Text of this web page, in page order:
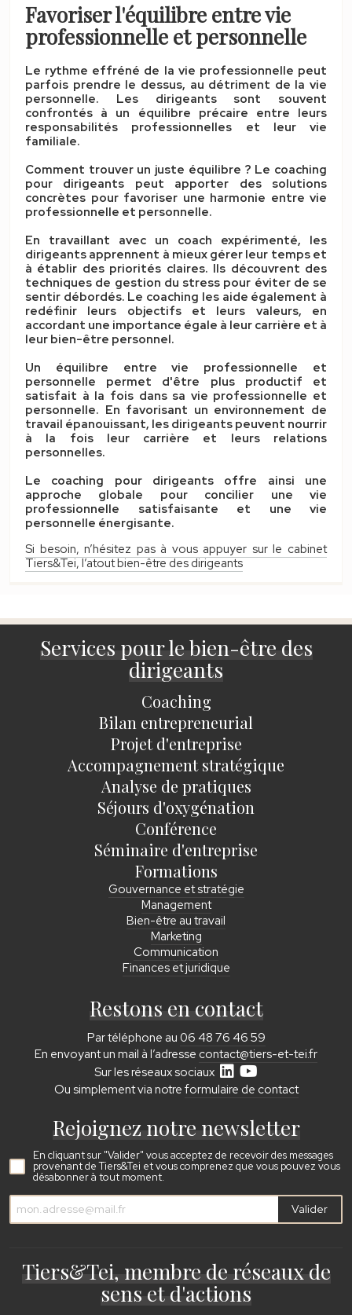
Favoriser l'équilibre entre vie
professionnelle et personnelle
Le rythme effréné de la vie professionnelle peut
parfois prendre le dessus, au détriment de la vie
personnelle. Les dirigeants sont souvent
confrontés à un équilibre précaire entre leurs
responsabilités professionnelles et leur vie
familiale.
Comment trouver un juste équilibre ? Le coaching
pour dirigeants peut apporter des solutions
concrètes pour favoriser une harmonie entre vie
professionnelle et personnelle.
En travaillant avec un coach expérimenté, les
dirigeants apprennent à mieux gérer leur temps et
à établir des priorités claires. Ils découvrent des
techniques de gestion du stress pour éviter de se
sentir débordés. Le coaching les aide également à
redéfinir leurs objectifs et leurs valeurs, en
accordant une importance égale à leur carrière et à
leur bien-être personnel.
Un équilibre entre vie professionnelle et
personnelle permet d'être plus productif et
satisfait à la fois dans sa vie professionnelle et
personnelle. En favorisant un environnement de
travail épanouissant, les dirigeants peuvent nourrir
à la fois leur carrière et leurs relations
personnelles.
Le coaching pour dirigeants offre ainsi une
approche globale pour concilier une vie
professionnelle satisfaisante et une vie
personnelle énergisante.
Si besoin, n’hésitez pas à vous appuyer sur le cabinet
Tiers&Tei, l’atout bien-être des dirigeants
Services pour le bien-être des
dirigeants
Coaching
Bilan entrepreneurial
Projet d'entreprise
Accompagnement stratégique
Analyse de pratiques
Séjours d'oxygénation
Conférence
Séminaire d'entreprise
Formations
Gouvernance et stratégie
Management
Bien-être au travail
Marketing
Communication
Finances et juridique
Restons en contact
Par téléphone au 06 48 76 46 59
En envoyant un mail à l’adresse contact@tiers-et-tei.fr
Sur les réseaux sociaux
Ou simplement via notre formulaire de contact
Rejoignez notre newsletter
En cliquant sur "Valider" vous acceptez de recevoir des messages
provenant de Tiers&Tei et vous comprenez que vous pouvez vous
désabonner à tout moment.
Valider
Tiers&Tei, membre de réseaux de
sens et d'actions